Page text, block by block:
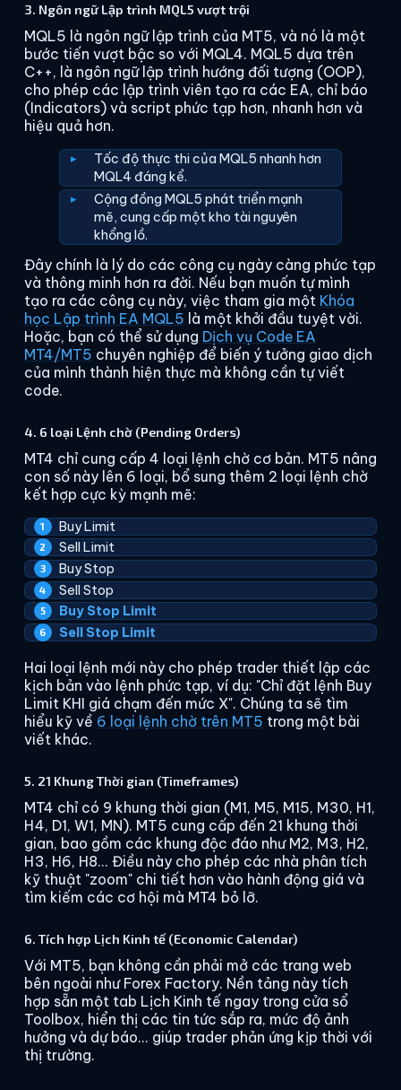
3. Ngôn ngữ Lập trình MQL5 vượt trội
MQL5 là ngôn ngữ lập trình của MT5, và nó là một
bước tiến vượt bậc so với MQL4. MQL5 dựa trên
C++, là ngôn ngữ lập trình hướng đối tượng (OOP),
cho phép các lập trình viên tạo ra các EA, chỉ báo
(Indicators) và script phức tạp hơn, nhanh hơn và
hiệu quả hơn.
Tốc độ thực thi của MQL5 nhanh hơn
MQL4 đáng kể.
Cộng đồng MQL5 phát triển mạnh
mẽ, cung cấp một kho tài nguyên
khổng lồ.
Đây chính là lý do các công cụ ngày càng phức tạp
và thông minh hơn ra đời. Nếu bạn muốn tự mình
tạo ra các công cụ này, việc tham gia một Khóa
học Lập trình EA MQL5 là một khởi đầu tuyệt vời.
Hoặc, bạn có thể sử dụng Dịch vụ Code EA
MT4/MT5 chuyên nghiệp để biến ý tưởng giao dịch
của mình thành hiện thực mà không cần tự viết
code.
4. 6 loại Lệnh chờ (Pending Orders)
MT4 chỉ cung cấp 4 loại lệnh chờ cơ bản. MT5 nâng
con số này lên 6 loại, bổ sung thêm 2 loại lệnh chờ
kết hợp cực kỳ mạnh mẽ:
Buy Limit
Sell Limit
Buy Stop
Sell Stop
Buy Stop Limit
Sell Stop Limit
Hai loại lệnh mới này cho phép trader thiết lập các
kịch bản vào lệnh phức tạp, ví dụ: "Chỉ đặt lệnh Buy
Limit KHI giá chạm đến mức X". Chúng ta sẽ tìm
hiểu kỹ về 6 loại lệnh chờ trên MT5 trong một bài
viết khác.
5. 21 Khung Thời gian (Timeframes)
MT4 chỉ có 9 khung thời gian (M1, M5, M15, M30, H1,
H4, D1, W1, MN). MT5 cung cấp đến 21 khung thời
gian, bao gồm các khung độc đáo như M2, M3, H2,
H3, H6, H8... Điều này cho phép các nhà phân tích
kỹ thuật "zoom" chi tiết hơn vào hành động giá và
tìm kiếm các cơ hội mà MT4 bỏ lỡ.
6. Tích hợp Lịch Kinh tế (Economic Calendar)
Với MT5, bạn không cần phải mở các trang web
bên ngoài như Forex Factory. Nền tảng này tích
hợp sẵn một tab Lịch Kinh tế ngay trong cửa sổ
Toolbox, hiển thị các tin tức sắp ra, mức độ ảnh
hưởng và dự báo... giúp trader phản ứng kịp thời với
thị trường.